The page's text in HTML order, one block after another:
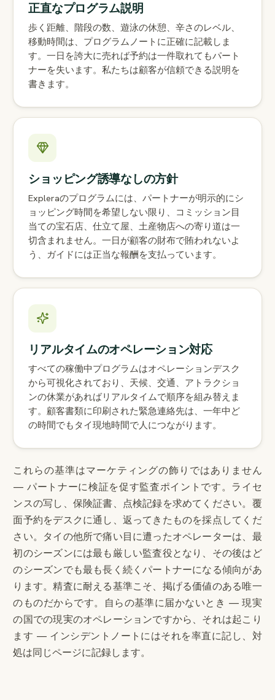
正直なプログラム説明
歩く距離、階段の数、遊泳の休憩、辛さのレベル、
移動時間は、プログラムノートに正確に記載しま
す。一日を誇大に売れば予約は一件取れてもパート
ナーを失います。私たちは顧客が信頼できる説明を
書きます。
ショッピング誘導なしの方針
Expleraのプログラムには、パートナーが明示的にシ
ョッピング時間を希望しない限り、コミッション目
当ての宝石店、仕立て屋、土産物店への寄り道は一
切含まれません。一日が顧客の財布で賄われないよ
う、ガイドには正当な報酬を支払っています。
リアルタイムのオペレーション対応
すべての稼働中プログラムはオペレーションデスク
から可視化されており、天候、交通、アトラクショ
ンの休業があればリアルタイムで順序を組み替えま
す。顧客書類に印刷された緊急連絡先は、一年中ど
の時間でもタイ現地時間で人につながります。
これらの基準はマーケティングの飾りではありません
— パートナーに検証を促す監査ポイントです。ライセ
ンスの写し、保険証書、点検記録を求めてください。覆
面予約をデスクに通し、返ってきたものを採点してくだ
さい。タイの他所で痛い目に遭ったオペレーターは、最
初のシーズンには最も厳しい監査役となり、その後はど
のシーズンでも最も長く続くパートナーになる傾向があ
ります。精査に耐える基準こそ、掲げる価値のある唯一
のものだからです。自らの基準に届かないとき — 現実
の国での現実のオペレーションですから、それは起こり
ます — インシデントノートにはそれを率直に記し、対
処は同じページに記録します。